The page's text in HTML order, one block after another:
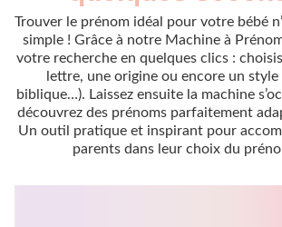
Trouver le prénom idéal pour votre bébé
simple ! Grâce à notre Machine à
votre recherche en quelques clics :
lettre, une origine ou encore un
biblique…). Laissez ensuite la machine
découvrez des prénoms parfaitement
Un outil pratique et inspirant pour
parents dans leur choix du